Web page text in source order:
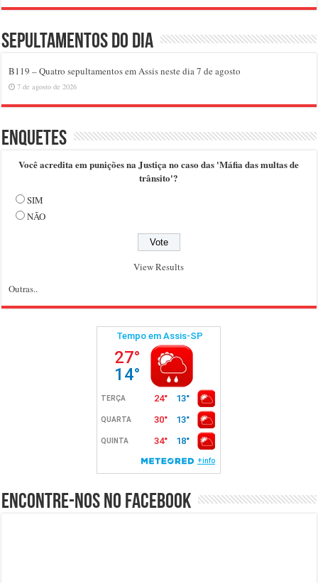
Sepultamentos do dia
B119 – Quatro sepultamentos em Assis neste dia 7 de agosto
7 de agosto de 2026
Enquetes
Você acredita em punições na Justiça no caso das 'Máfia das multas de
trânsito'?
SIM
NÃO
View Results
Outras..
Encontre-nos no Facebook